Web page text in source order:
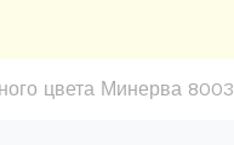
цвета Минерва 8003